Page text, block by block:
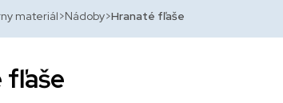
materiál Nádoby Hranaté fľaše
fľaše